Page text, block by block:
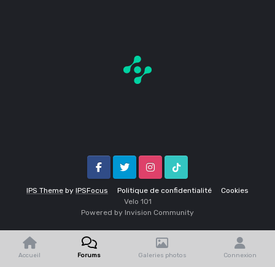
IPS Theme by IPSFocus Politique de confidentialité Cookies
FacebookTwitter InstagramTik Tok
Velo 1O1
Powered by Invision Community
Accueil Forums Galeries photos Connexion